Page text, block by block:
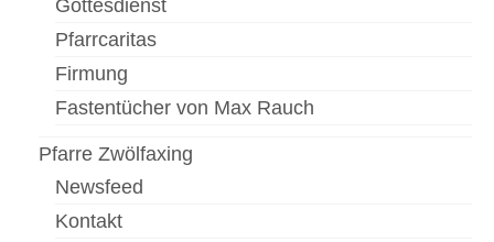
Gottesdienst
Pfarrcaritas
Firmung
Fastentücher von Max Rauch
Pfarre Zwölfaxing
Newsfeed
Kontakt